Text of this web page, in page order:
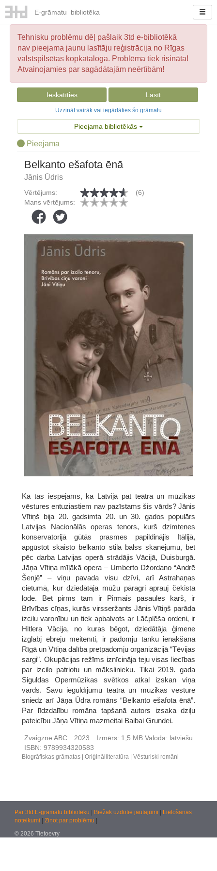
E-grāmatu bibliotēka
Tehnisku problēmu dēļ pašlaik 3td e-bibliotēkā
nav pieejama jaunu lasītāju reģistrācija no Rīgas
valstspilsētas kopkataloga. Problēma tiek risināta!
Atvainojamies par sagādātajām neērtībām!
Ieskatīties Lasīt
Uzzināt vairāk vai iegādāties šo grāmatu
Pieejama bibliotēkās
Pieejama
Belkanto ešafota ēnā
Jānis Ūdris
Vērtējums:
(6)
Mans vērtējums:
Kā tas iespējams, ka Latvijā pat teātra un mūzikas
vēstures entuziastiem nav pazīstams šis vārds? Jānis
Vītiņš bija 20. gadsimta 20. un 30. gados populārs
Latvijas Nacionālās operas tenors, kurš dzimtenes
konservatorijā gūtās prasmes papildinājis Itālijā,
apgūstot skaisto belkanto stila balss skanējumu, bet
pēc darba Latvijas operā strādājis Vācijā, Duisburgā.
Jāņa Vītiņa mīļākā opera – Umberto Džordano “Andrē
Šenjē” – viņu pavada visu dzīvi, arī Astrahaņas
cietumā, kur dziedātāja mūžu pāragri aprauj čekista
lode. Bet pirms tam ir Pirmais pasaules karš, ir
Brīvības cīņas, kurās virsseržants Jānis Vītiņš parāda
izcilu varonību un tiek apbalvots ar Lāčplēša ordeni, ir
Hitlera Vācija, no kuras bēgot, dziedātāja ģimene
izglābj ebreju meitenīti, ir padomju tanku ienākšana
Rīgā un Vītiņa dalība pretpadomju organizācijā “Tēvijas
sargi”. Okupācijas režīms iznīcināja teju visas liecības
par izcilo patriotu un mākslinieku. Tikai 2019. gada
Siguldas Opermūzikas svētkos atkal izskan viņa
vārds. Savu ieguldījumu teātra un mūzikas vēsturē
sniedz arī Jāņa Ūdra romāns “Belkanto ešafota ēnā”.
Par līdzdalību romāna tapšanā autors izsaka dziļu
pateicību Jāņa Vītiņa mazmeitai Baibai Grundei.
Zvaigzne ABC 2023 Izmērs: 1,5 MB Valoda: latviešu
ISBN: 9789934320583
Biogrāfiskas grāmatas Oriģinālliteratūra Vēsturiski romāni
Par 3td E-grāmatu bibliotēku Biežāk uzdotie jautājumi
Lietošanas
noteikumi
Ziņot par problēmu
© 2026 Tietoevry